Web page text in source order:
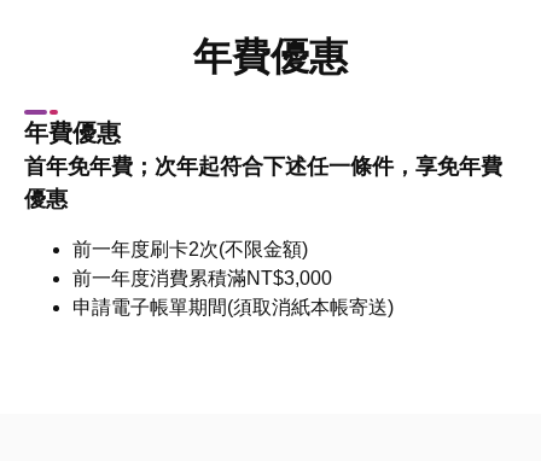
年費優惠
年費優惠
首年免年費；次年起符合下述任一條件，享免年費
優惠
前一年度刷卡2次(不限金額)
前一年度消費累積滿NT$3,000
申請電子帳單期間(須取消紙本帳寄送)